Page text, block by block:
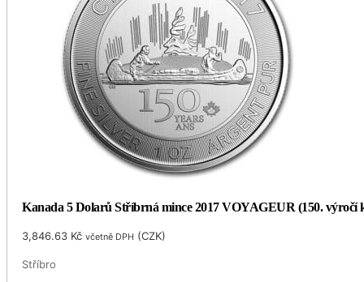
Kanada 5 Dolarů Stříbrná mince 2017 VOYAGEUR (150. výročí
3,846.63 Kč včetně DPH (CZK)
Stříbro